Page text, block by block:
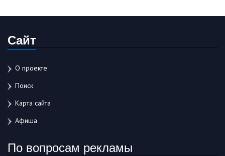
Сайт
О проекте
Поиск
Карта сайта
Афиша
По вопросам рекламы